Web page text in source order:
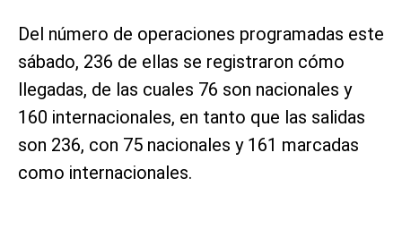
Del número de operaciones programadas este
sábado, 236 de ellas se registraron cómo
llegadas, de las cuales 76 son nacionales y
160 internacionales, en tanto que las salidas
son 236, con 75 nacionales y 161 marcadas
como internacionales.